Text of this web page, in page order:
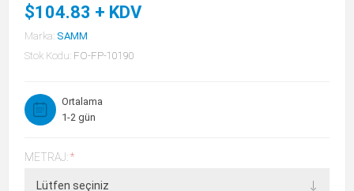
$104.83 + KDV
Marka: SAMM
Stok Kodu: FO-FP-10190
Ortalama
1-2 gün
METRAJ:*